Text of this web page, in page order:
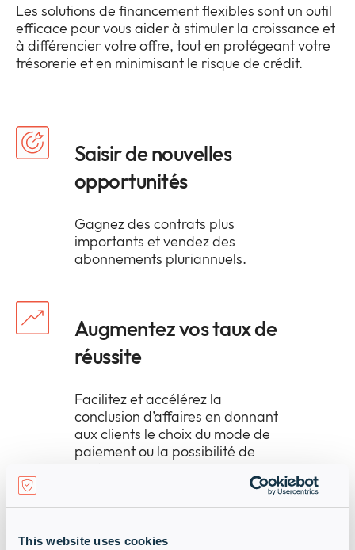
This website uses cookies
Les solutions de financement flexibles sont un outil
efficace pour vous aider à stimuler la croissance et
à différencier votre offre, tout en protégeant votre
trésorerie et en minimisant le risque de crédit.
Saisir de nouvelles
opportunités
Gagnez des contrats plus
importants et vendez des
abonnements pluriannuels.
Augmentez vos taux de
réussite
Facilitez et accélérez la
conclusion d’affaires en donnant
aux clients le choix du mode de
paiement ou la possibilité de
débloquez les projets en suspens
en raison d’un manque de capital